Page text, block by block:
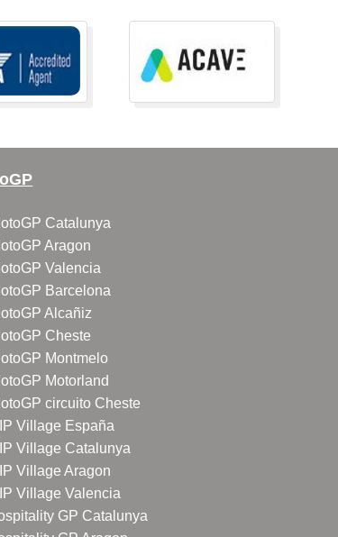
Catalunya
Aragon
Valencia
Barcelona
Alcañiz
Cheste
Montmelo
Motorland
circuito Cheste
Village España
Village Catalunya
Village Aragon
Village Valencia
GP Catalunya